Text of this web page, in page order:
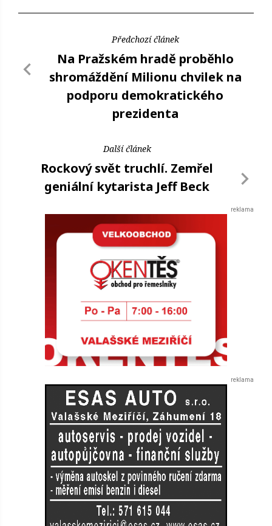
Předchozí článek
Na Pražském hradě proběhlo
shromáždění Milionu chvilek na
podporu demokratického
prezidenta
Další článek
Rockový svět truchlí. Zemřel
geniální kytarista Jeff Beck